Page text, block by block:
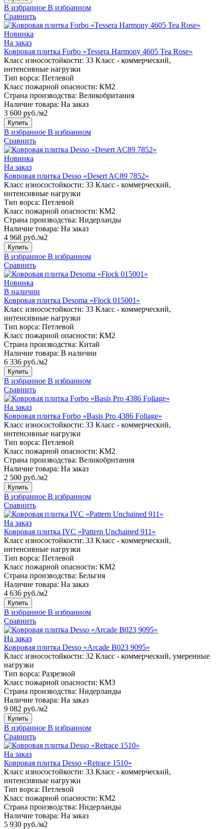
В избранное В избранном
Сравнить
Новинка
На заказ
Ковровая плитка Forbo «Tessera Harmony 4605 Tea Rose»
Класс износостойкости: 33 Класс - коммерческий,
интенсивные нагрузки
Тип ворса: Петлевой
Класс пожарной опасности: КМ2
Страна производства: Великобритания
Наличие товара: На заказ
3 600 руб./м2
Купить
В избранное В избранном
Сравнить
Новинка
На заказ
Ковровая плитка Desso «Desert AC89 7852»
Класс износостойкости: 33 Класс - коммерческий,
интенсивные нагрузки
Тип ворса: Петлевой
Класс пожарной опасности: КМ2
Страна производства: Нидерланды
Наличие товара: На заказ
4 968 руб./м2
Купить
В избранное В избранном
Сравнить
Новинка
В наличии
Ковровая плитка Desoma «Flock 015001»
Класс износостойкости: 33 Класс - коммерческий,
интенсивные нагрузки
Тип ворса: Петлевой
Класс пожарной опасности: КМ2
Страна производства: Китай
Наличие товара: В наличии
6 336 руб./м2
Купить
В избранное В избранном
Сравнить
На заказ
Ковровая плитка Forbo «Basis Pro 4386 Foliage»
Класс износостойкости: 33 Класс - коммерческий,
интенсивные нагрузки
Тип ворса: Петлевой
Класс пожарной опасности: КМ2
Страна производства: Великобритания
Наличие товара: На заказ
2 500 руб./м2
Купить
В избранное В избранном
Сравнить
На заказ
Ковровая плитка IVC «Pattern Unchained 911»
Класс износостойкости: 33 Класс - коммерческий,
интенсивные нагрузки
Тип ворса: Петлевой
Класс пожарной опасности: КМ2
Страна производства: Бельгия
Наличие товара: На заказ
4 636 руб./м2
Купить
В избранное В избранном
Сравнить
На заказ
Ковровая плитка Desso «Arcade B023 9095»
Класс износостойкости: 32 Класс - коммерческий, умеренные
нагрузки
Тип ворса: Разрезной
Класс пожарной опасности: КМ3
Страна производства: Нидерланды
Наличие товара: На заказ
9 082 руб./м2
Купить
В избранное В избранном
Сравнить
На заказ
Ковровая плитка Desso «Retrace 1510»
Класс износостойкости: 33 Класс - коммерческий,
интенсивные нагрузки
Тип ворса: Петлевой
Класс пожарной опасности: КМ2
Страна производства: Нидерланды
Наличие товара: На заказ
5 930 руб./м2